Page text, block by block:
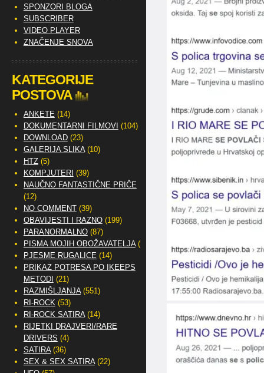
SPONZORI BLOGA
SUBSCRIBER
VIDEO PLAYER
ZNAČENJE SNOVA
KATEGORIJE
POSTOVA
ANKETE (14)
DOKUMENTARNI FILMOVI (104)
DOWNLOAD(23)
GALERIJA SLIKA(10)
HTZ(5)
KOMPJUTERI (39)
NAUČNO FANTASTIČNE PRIČE
(12)
NO COMMENT(39)
OBAVIJESTI I RAZNO(199)
PARANORMALNO(87)
PISMA MOJIH OBOŽAVATELJA(2)
PJESME RUGALICE (14)
PRIKAZ POTRESA PO IKEEPS
METODI (21)
RAZMIŠLJANJA(551)
RI-ROCK(53)
RI-ROCK SATIRA(14)
RIJETKI DRAJVERI/RARE
DRIVERS (4)
SATIRA(36)
SEX & SEX SATIRA(22)